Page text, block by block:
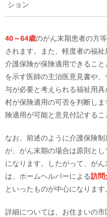
ション
40～64歳のがん末期患者の方
されます。また、軽度者の福
介護保険が保険適用できるこ
を示す医師の主治医意見書や
与が必要と考えられる福祉用
村が保険適用の可否を判断し
険適用が可能と意見付記するこ
なお、前述のように介護保険
が、がん末期の場合は原則と
になります。したがって、が
は、ホームヘルパーによる訪問
といったものが中心になります
詳細については、お住まいの